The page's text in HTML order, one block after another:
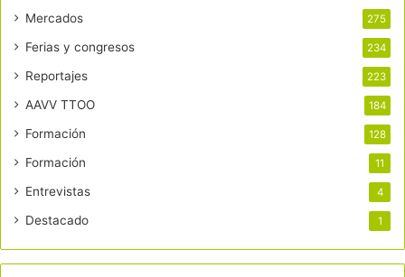
Mercados 275
Ferias y congresos 234
Reportajes 223
AAVV TTOO 184
Formación 128
Formación 11
Entrevistas 4
Destacado 1